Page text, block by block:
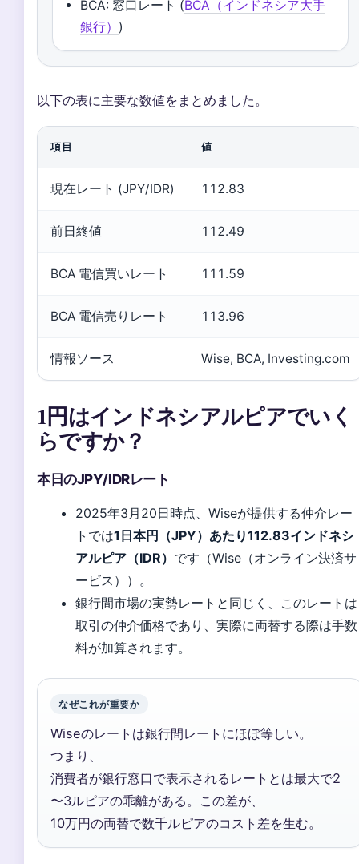
BCA: 窓口レート (BCA（インドネシア大手
銀行） )
以下の表に主要な数値をまとめました。
項目 値
現在レート (JPY/IDR) 112.83
前日終値 112.49
BCA 電信買いレート 111.59
BCA 電信売りレート 113.96
情報ソース Wise, BCA, Investing.com
1円はインドネシアルピアでいく
らですか？
本日のJPY/IDRレート
2025年3月20日時点、Wiseが提供する仲介レー
トでは1日本円（JPY）あたり112.83インドネシ
アルピア（IDR） です（Wise（オンライン決済サ
ービス））。
銀行間市場の実勢レートと同じく、このレートは
取引の仲介価格であり、実際に両替する際は手数
料が加算されます。
なぜこれが重要か
Wiseのレートは銀行間レートにほぼ等しい。
つまり、
消費者が銀行窓口で表示されるレートとは最大で2
〜3ルピアの乖離がある。この差が、
10万円の両替で数千ルピアのコスト差を生む。